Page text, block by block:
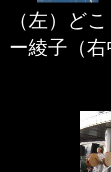
（左）ど
ー綾子（